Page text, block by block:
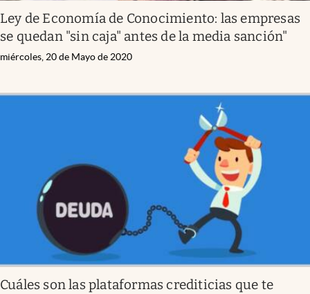
Ley de Economía de Conocimiento: las empresas
se quedan "sin caja" antes de la media sanción"
miércoles, 20 de Mayo de 2020
Cuáles son las plataformas crediticias que te